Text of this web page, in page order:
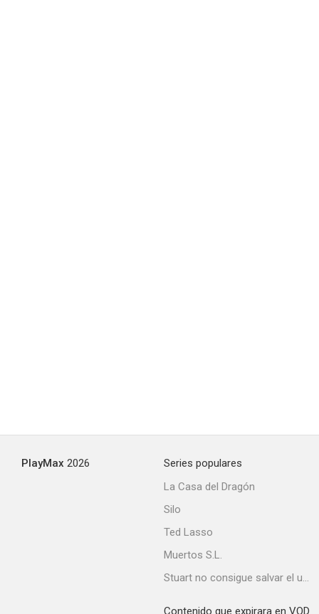
PlayMax 2026
Series populares
La Casa del Dragón
Silo
Ted Lasso
Muertos S.L.
Stuart no consigue salvar el universo
Contenido que expirara en VOD